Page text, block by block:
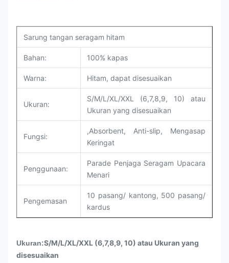
Sarung tangan seragam hitam
Bahan: 100% kapas
Warna: Hitam, dapat disesuaikan
Ukuran:
S/M/L/XL/XXL (6,7,8,9, 10) atau
Ukuran yang disesuaikan
Fungsi:
,Absorbent, Anti-slip, Mengasap
Keringat
Penggunaan:
Parade Penjaga Seragam Upacara
Menari
Pengemasan
10 pasang/ kantong, 500 pasang/
kardus
Ukuran:S/M/L/XL/XXL (6,7,8,9, 10) atau Ukuran yang
disesuaikan